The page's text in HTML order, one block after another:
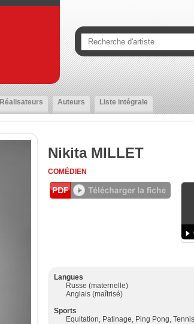
Réalisateurs Auteurs Liste intégrale
Nikita MILLET
COMÉDIEN
Langues
Russe (maternelle)
Anglais (maîtrisé)
Sports
Equitation, Patinage, Ping Pong, Tennis